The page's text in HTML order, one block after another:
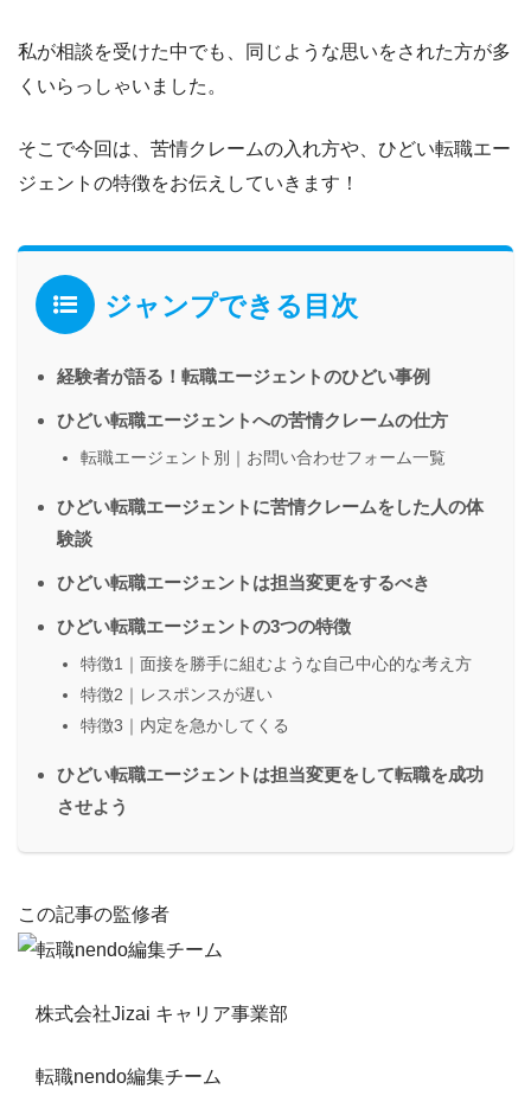
私が相談を受けた中でも、同じような思いをされた方が多
くいらっしゃいました。
そこで今回は、苦情クレームの入れ方や、ひどい転職エー
ジェントの特徴をお伝えしていきます！
ジャンプできる目次
経験者が語る！転職エージェントのひどい事例
ひどい転職エージェントへの苦情クレームの仕方
転職エージェント別｜お問い合わせフォーム一覧
ひどい転職エージェントに苦情クレームをした人の体
験談
ひどい転職エージェントは担当変更をするべき
ひどい転職エージェントの3つの特徴
特徴1｜面接を勝手に組むような自己中心的な考え方
特徴2｜レスポンスが遅い
特徴3｜内定を急かしてくる
ひどい転職エージェントは担当変更をして転職を成功
させよう
この記事の監修者
株式会社Jizai キャリア事業部
転職nendo編集チーム